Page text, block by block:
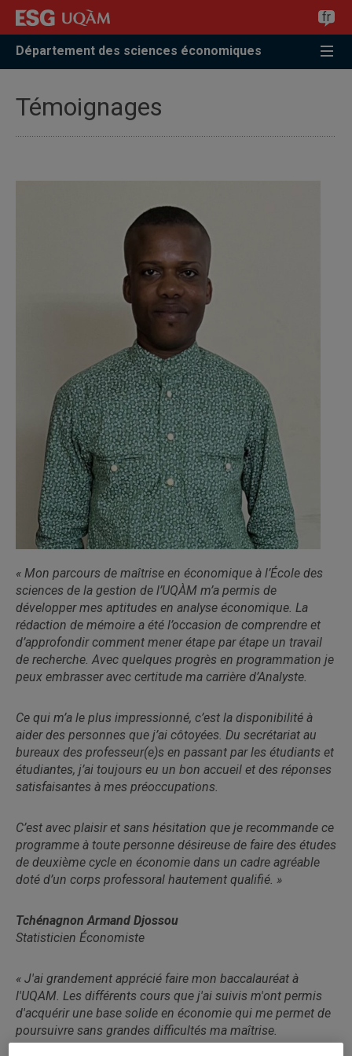
Accéder
recherche
Accéder
menu
pricipal
Accéder
zone
fr
Département des sciences économiques
Témoignages
« Mon parcours de maîtrise en économique à l’École des
sciences de la gestion de l’UQÀM m’a permis de
développer mes aptitudes en analyse économique. La
rédaction de mémoire a été l’occasion de comprendre et
d’approfondir comment mener étape par étape un travail
de recherche. Avec quelques progrès en programmation je
peux embrasser avec certitude ma carrière d’Analyste.
Ce qui m’a le plus impressionné, c’est la disponibilité à
aider des personnes que j’ai côtoyées. Du secrétariat au
bureaux des professeur(e)s en passant par les étudiants et
étudiantes, j’ai toujours eu un bon accueil et des réponses
satisfaisantes à mes préoccupations.
C’est avec plaisir et sans hésitation que je recommande ce
programme à toute personne désireuse de faire des études
de deuxième cycle en économie dans un cadre agréable
doté d’un corps professoral hautement qualifié. »
Tchénagnon Armand Djossou
Statisticien Économiste
« J'ai grandement apprécié faire mon baccalauréat à
l'UQAM. Les différents cours que j'ai suivis m'ont permis
d'acquérir une base solide en économie qui me permet de
poursuivre sans grandes difficultés ma maîtrise.